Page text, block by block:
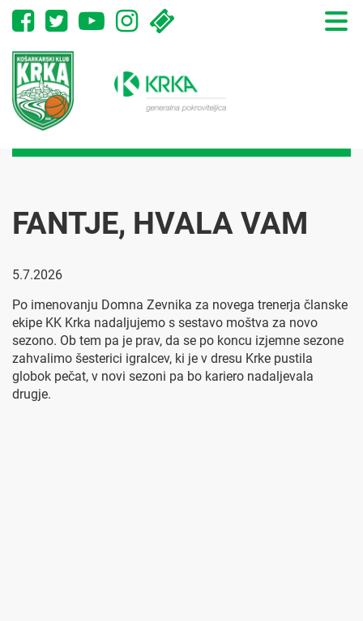
Toggle
FANTJE, HVALA VAM
5.7.2026
Po imenovanju Domna Zevnika za novega trenerja članske
ekipe KK Krka nadaljujemo s sestavo moštva za novo
sezono. Ob tem pa je prav, da se po koncu izjemne sezone
zahvalimo šesterici igralcev, ki je v dresu Krke pustila
globok pečat, v novi sezoni pa bo kariero nadaljevala
drugje.